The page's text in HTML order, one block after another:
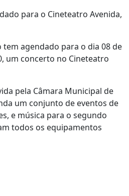
para o Cineteatro Avenida,
agendado para o dia 08 de
um concerto no Cineteatro
pela Câmara Municipal de
um conjunto de eventos de
e música para o segundo
todos os equipamentos